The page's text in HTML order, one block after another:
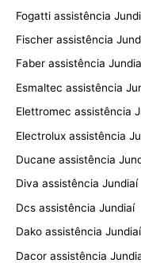
Fogatti assistência
Fischer assistência
Faber assistência
Esmaltec assistência
Elettromec assistência
Electrolux assistência
Ducane assistência
Diva assistência Jundiaí
Dcs assistência Jundiaí
Dako assistência Jundiaí
Dacor assistência